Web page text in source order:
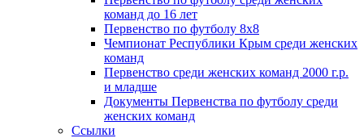
команд до 16 лет
Первенство по футболу 8х8
Чемпионат Республики Крым среди женских
команд
Первенство среди женских команд 2000 г.р.
и младше
Документы Первенства по футболу среди
женских команд
Ссылки